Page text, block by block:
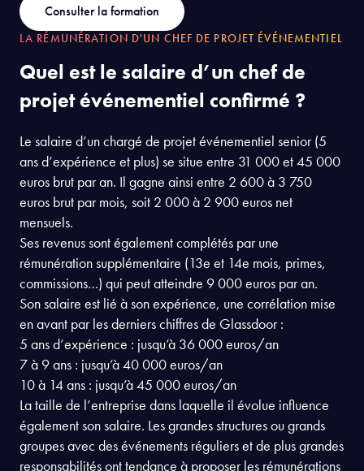
Consulter la formation
LA RÉMUNÉRATION D'UN CHEF DE PROJET ÉVÉNEMENTIEL
Quel est le salaire d’un chef de
projet événementiel confirmé ?
Le salaire d’un chargé de projet événementiel senior (5
ans d’expérience et plus) se situe entre 31 000 et 45 000
euros brut par an. Il gagne ainsi entre 2 600 à 3 750
euros brut par mois, soit 2 000 à 2 900 euros net
mensuels.
Ses revenus sont également complétés par une
rémunération supplémentaire (13e et 14e mois, primes,
commissions…) qui peut atteindre 9 000 euros par an.
Son salaire est lié à son expérience, une corrélation mise
en avant par les derniers chiffres de Glassdoor :
5 ans d’expérience : jusqu’à 36 000 euros/an
7 à 9 ans : jusqu’à 40 000 euros/an
10 à 14 ans : jusqu’à 45 000 euros/an
La taille de l’entreprise dans laquelle il évolue influence
également son salaire. Les grandes structures ou grands
groupes avec des événements réguliers et de plus grandes
responsabilités ont tendance à proposer les rémunérations